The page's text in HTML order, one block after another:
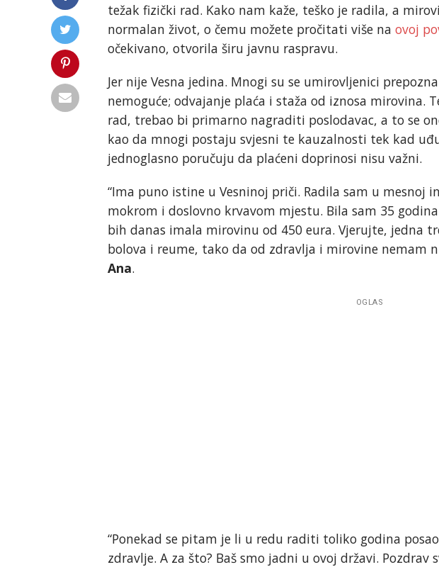
težak fizički rad. Kako nam kaže, teško je radila, a
normalan život, o čemu možete pročitati više na ovoj
očekivano, otvorila širu javnu raspravu.
Jer nije Vesna jedina. Mnogi su se umirovljenici
nemoguće; odvajanje plaća i staža od iznosa mirovina.
rad, trebao bi primarno nagraditi poslodavac, a to se
kao da mnogi postaju svjesni te kauzalnosti tek kad
jednoglasno poručuju da plaćeni doprinosi nisu važni.
“Ima puno istine u Vesninoj priči. Radila sam u mesnoj
mokrom i doslovno krvavom mjestu. Bila sam 35
bih danas imala mirovinu od 450 eura. Vjerujte, jedna
bolova i reume, tako da od zdravlja i mirovine nemam
Ana.
OGLAS
“Ponekad se pitam je li u redu raditi toliko godina
zdravlje. A za što? Baš smo jadni u ovoj državi.